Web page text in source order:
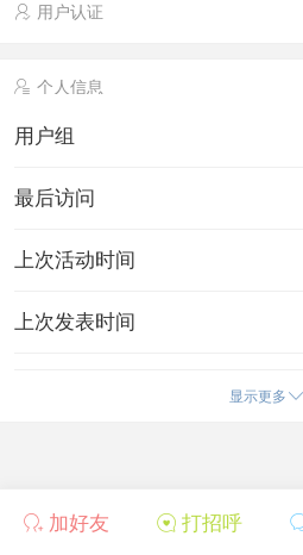
加好友 打招呼
用户认证
个人信息
用户组
最后访问
上次活动时间
上次发表时间
显示更多